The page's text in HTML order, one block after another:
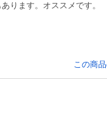
ります。オススメです。
この商